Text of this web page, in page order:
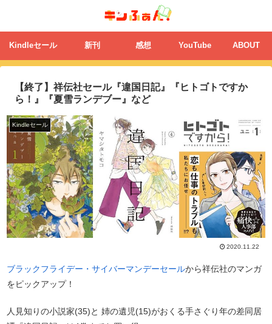
Kindleセール 新刊 感想 YouTube ABOUT
【終了】祥伝社セール『違国日記』『ヒトゴトですか
ら！』『夏雪ランデブー』など
Kindleセール
2020.11.22
ブラックフライデー・サイバーマンデーセールから祥伝社のマンガ
をピックアップ！
人見知りの小説家(35)と 姉の遺児(15)がおくる手さぐり年の差同居